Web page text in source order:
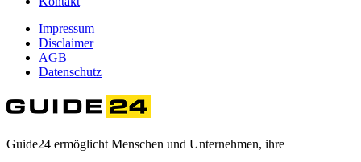
Impressum
Disclaimer
AGB
Datenschutz
Guide24 ermöglicht Menschen und Unternehmen, ihre